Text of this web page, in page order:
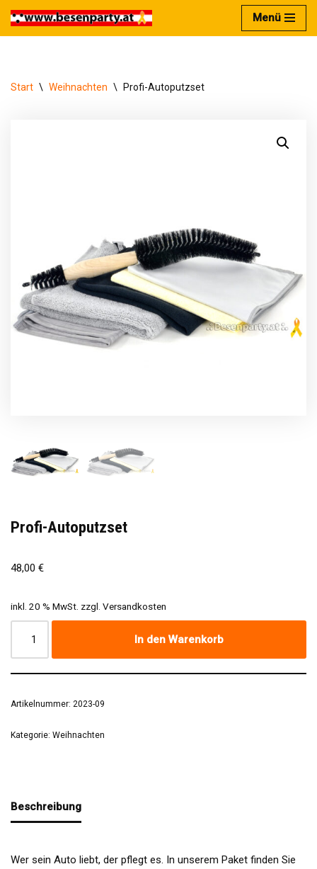
Zum
Menü
Start \ Weihnachten \ Profi-Autoputzset
Profi-Autoputzset
48,00 €
inkl. 20 % MwSt. zzgl. Versandkosten
In den Warenkorb
Artikelnummer: 2023-09
Kategorie: Weihnachten
Beschreibung
Wer sein Auto liebt, der pflegt es. In unserem Paket finden Sie